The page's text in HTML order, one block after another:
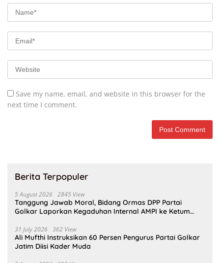
Save my name, email, and website in this browser for the
next time I comment.
Berita Terpopuler
5 August 2026 2845 View
Tanggung Jawab Moral, Bidang Ormas DPP Partai
Golkar Laporkan Kegaduhan Internal AMPI ke Ketum
31 July 2026 362 View
Ali Mufthi Instruksikan 60 Persen Pengurus Partai Golkar
Jatim Diisi Kader Muda